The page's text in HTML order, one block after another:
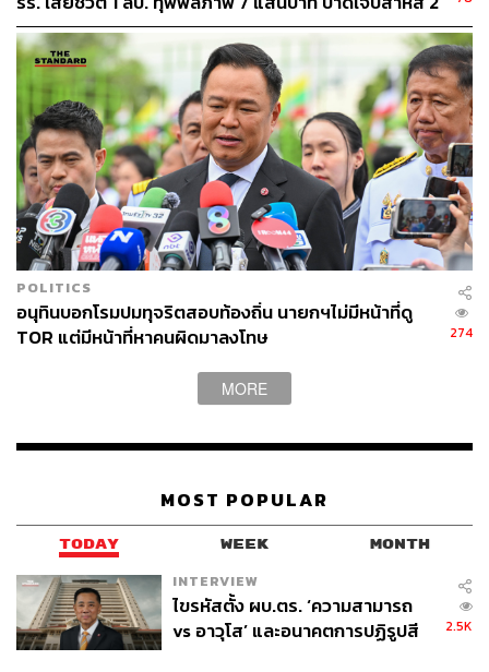
แสนบาท บาดเจ็บเล็กน้อย 1 แสนบาท
POLITICS
อนุทินบอกโรมปมทุจริตสอบท้องถิ่น นายกฯไม่มีหน้าที่ดู
TOR แต่มีหน้าที่หาคนผิดมาลงโทษ
274
MORE
MOST POPULAR
TODAY WEEK MONTH
INTERVIEW
ไขรหัสตั้ง ผบ.ตร. ‘ความสามารถ
vs อาวุโส’ และอนาคตการปฏิรูปสี
2.5K